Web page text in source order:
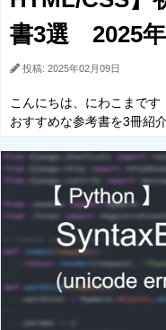
書3選 2025
投稿: 2025年02月09日
こんにちは、にわこまで
おすすめな参考書を3冊紹